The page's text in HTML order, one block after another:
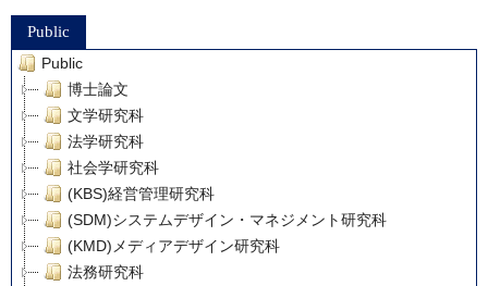
Public
Public
博士論文
文学研究科
法学研究科
社会学研究科
(KBS)経営管理研究科
(SDM)システムデザイン・マネジメント研究科
(KMD)メディアデザイン研究科
法務研究科